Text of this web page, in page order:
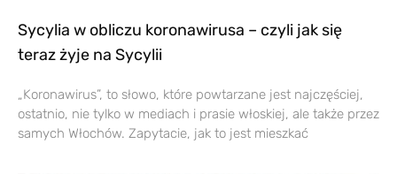
Sycylia w obliczu koronawirusa – czyli jak się
teraz żyje na Sycylii
„Koronawirus”, to słowo, które powtarzane jest najczęściej,
ostatnio, nie tylko w mediach i prasie włoskiej, ale także przez
samych Włochów. Zapytacie, jak to jest mieszkać